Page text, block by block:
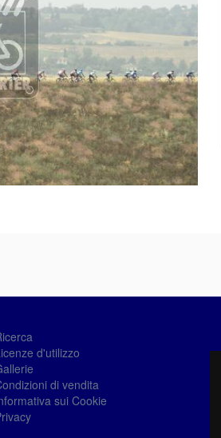
d'utilizzo
di vendita
sui Cookie